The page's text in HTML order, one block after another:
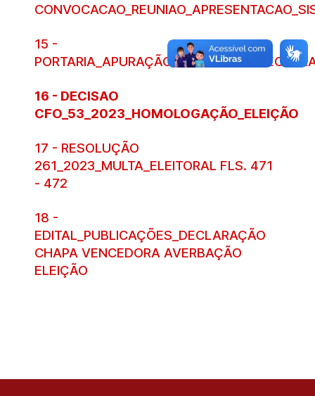
15 -
16 - DECISAO
CFO_53_2023_HOMOLOGAÇÃO_ELEIÇÃO
17 - RESOLUÇÃO
261_2023_MULTA_ELEITORAL FLS. 471
- 472
18 -
EDITAL_PUBLICAÇÕES_DECLARAÇÃO
CHAPA VENCEDORA AVERBAÇÃO
ELEIÇÃO